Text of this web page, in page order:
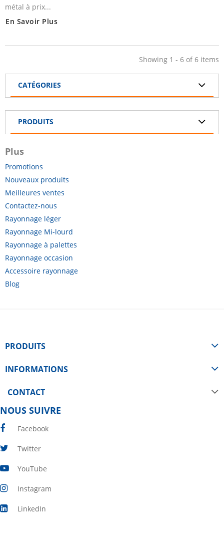
métal à prix...
En Savoir Plus
Showing 1 - 6 of 6 items
CATÉGORIES
PRODUITS
Plus
Promotions
Nouveaux produits
Meilleures ventes
Contactez-nous
Rayonnage léger
Rayonnage Mi-lourd
Rayonnage à palettes
Rayonnage occasion
Accessoire rayonnage
Blog
PRODUITS
INFORMATIONS
CONTACT
NOUS SUIVRE
Facebook
Twitter
YouTube
Instagram
LinkedIn